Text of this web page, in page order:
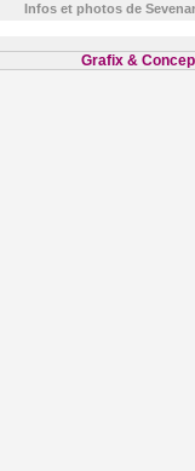
Infos et photos de
Grafix &